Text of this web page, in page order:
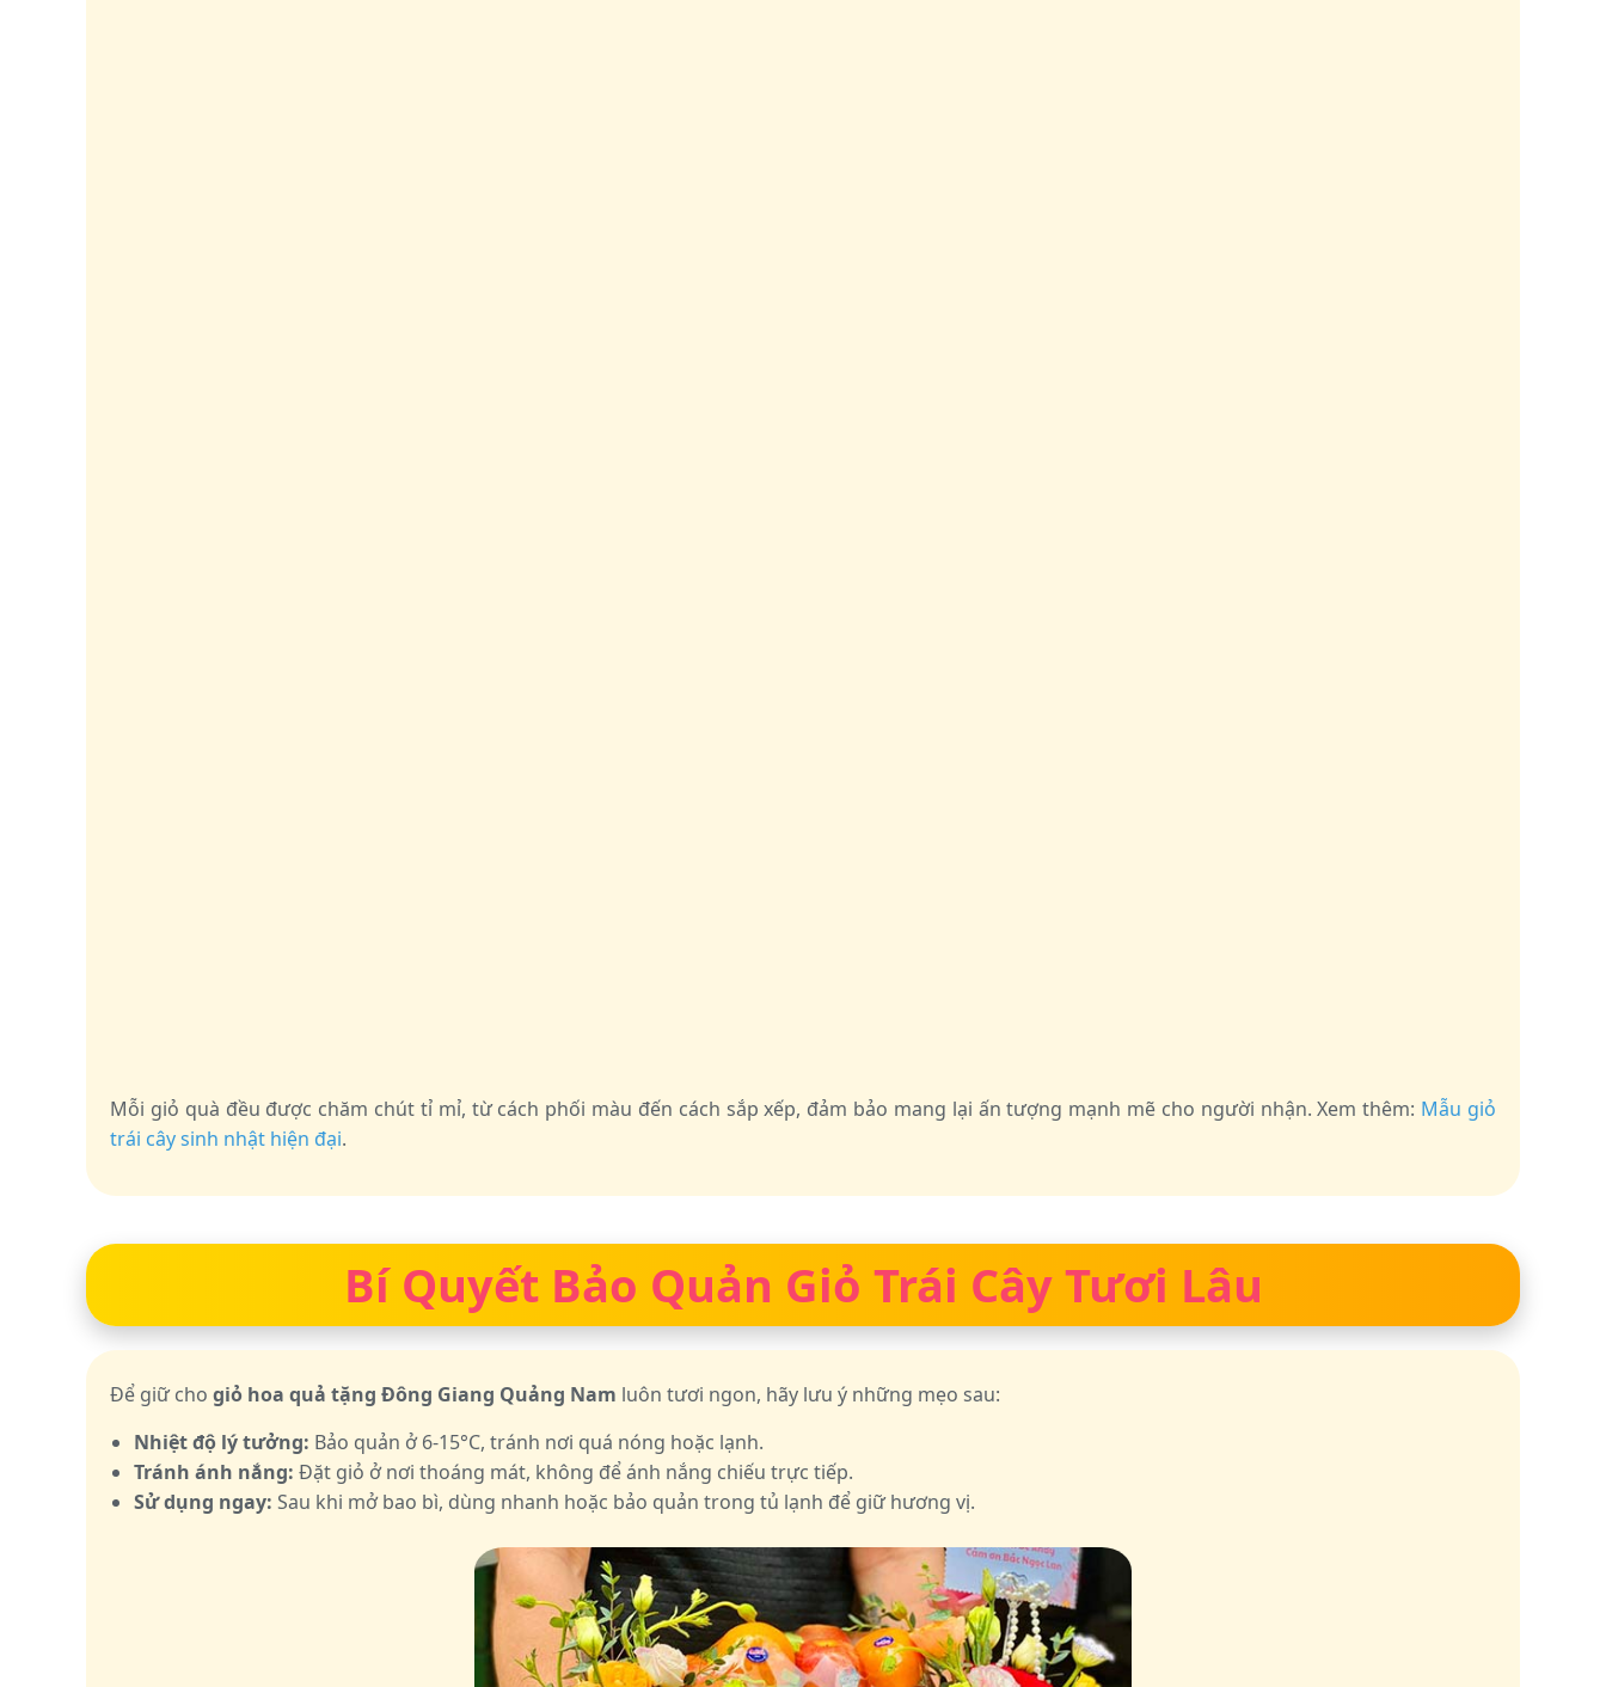
Mỗi giỏ quà đều được chăm chút tỉ mỉ, từ cách phối màu đến cách sắp xếp, đảm bảo mang lại ấn tượng mạnh mẽ cho người nhận. Xem thêm: Mẫu giỏ
trái cây sinh nhật hiện đại.
Bí Quyết Bảo Quản Giỏ Trái Cây Tươi Lâu
Để giữ cho giỏ hoa quả tặng Đông Giang Quảng Nam luôn tươi ngon, hãy lưu ý những mẹo sau:
Nhiệt độ lý tưởng: Bảo quản ở 6-15°C, tránh nơi quá nóng hoặc lạnh.
Tránh ánh nắng: Đặt giỏ ở nơi thoáng mát, không để ánh nắng chiếu trực tiếp.
Sử dụng ngay: Sau khi mở bao bì, dùng nhanh hoặc bảo quản trong tủ lạnh để giữ hương vị.